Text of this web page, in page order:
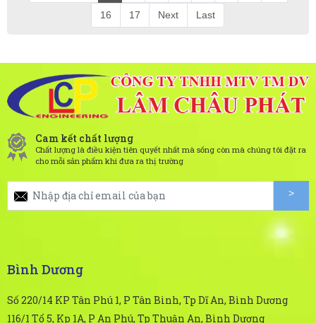
16 17 Next Last
Cam kết chất lượng
Chất lượng là điều kiện tiên quyết nhất mà sống còn mà chúng tôi đặt ra
cho mỗi sản phẩm khi đưa ra thị trường
Bình Dương
Số 220/14 KP Tân Phú 1, P Tân Bình, Tp Dĩ An, Bình Dương
116/1 Tổ 5, Kp 1A, P An Phú, Tp Thuận An, Bình Dương